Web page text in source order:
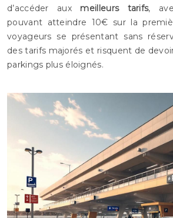
d’accéder aux meilleurs tarifs,
pouvant atteindre 10€ sur la
voyageurs se présentant sans
des tarifs majorés et risquent de
parkings plus éloignés.